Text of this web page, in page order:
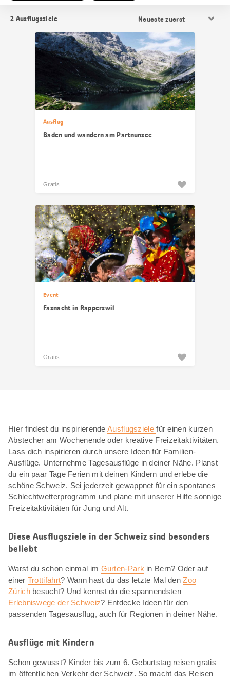
2 Ausflugsziele
Sortierung
Ausflug
Baden und wandern am Partnunsee
Gratis
Event
Fasnacht in Rapperswil
Gratis
Hier findest du inspirierendeAusflugszielefür einen kurzen
Abstecher am Wochenende oder kreative Freizeitaktivitäten.
Lass dich inspirieren durch unsere Ideen für Familien-
Ausflüge. Unternehme Tagesausflüge in deiner Nähe. Planst
du ein paar Tage Ferien mit deinen Kindern und erlebe die
schöne Schweiz. Sei jederzeit gewappnet für ein spontanes
Schlechtwetterprogramm und plane mit unserer Hilfe sonnige
Freizeitaktivitäten für Jung und Alt.
Diese Ausflugsziele in der Schweiz sind besonders
beliebt
Warst du schon einmal im Gurten-Park in Bern? Oder auf
einer Trottifahrt? Wann hast du das letzte Mal denZoo
Zürichbesucht? Und kennst du die spannendsten
Erlebniswege der Schweiz? Entdecke Ideen für den
passenden Tagesausflug, auch für Regionen in deiner Nähe.
Ausflüge mit Kindern
Schon gewusst? Kinder bis zum 6. Geburtstag reisen gratis
im öffentlichen Verkehr der Schweiz. So macht das Reisen